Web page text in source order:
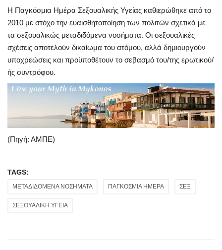
Η Παγκόσμια Ημέρα Σεξουαλικής Υγείας καθιερώθηκε από το
2010 με στόχο την ευαισθητοποίηση των πολιτών σχετικά με
τα σεξουαλικώς μεταδιδόμενα νοσήματα. Οι σεξουαλικές
σχέσεις αποτελούν δικαίωμα του ατόμου, αλλά δημιουργούν
υποχρεώσεις και προϋποθέτουν το σεβασμό του/της ερωτικού/
ής συντρόφου.
(Πηγή: ΑΜΠΕ)
TAGS:
ΜΕΤΑΔΙΔΟΜΕΝΑ ΝΟΣΗΜΑΤΑ ΠΑΓΚΟΣΜΙΑ ΗΜΕΡΑ ΣΕΞ
ΣΕΞΟΥΑΛΙΚΗ ΥΓΕΙΑ